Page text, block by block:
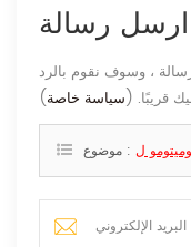
ارسل رسالة
رسالة ، وسوف نقوم بالرد
قريبًا. (سياسة خاصة)
موضوع :